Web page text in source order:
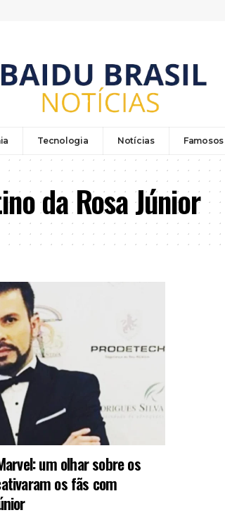
Tecnologia Notícias Famosos
da Rosa Júnior
um olhar sobre os
os fãs com